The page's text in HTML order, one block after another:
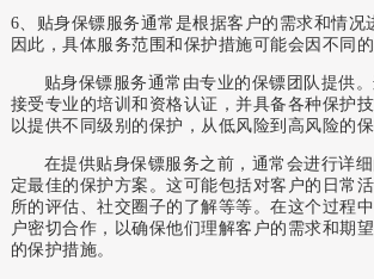
6、贴身保镖服务通常是根据客户的需求和情况
因此，具体服务范围和保护措施可能会因不同的
贴身保镖服务通常由专业的保镖团队提供
接受专业的培训和资格认证，并具备各种保护
以提供不同级别的保护，从低风险到高风险的保
在提供贴身保镖服务之前，通常会进行详
定最佳的保护方案。这可能包括对客户的日常
所的评估、社交圈子的了解等等。在这个过程
户密切合作，以确保他们理解客户的需求和期
的保护措施。